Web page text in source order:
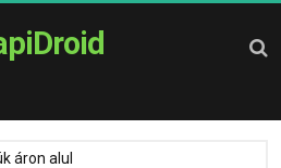
áron alul